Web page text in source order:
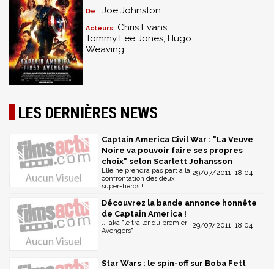
De : Joe Johnston
Acteurs: Chris Evans,
Tommy Lee Jones, Hugo
Weaving...
LES DERNIÈRES NEWS
Captain America Civil War : "La Veuve
Noire va pouvoir faire ses propres
choix" selon Scarlett Johansson
29/07/2011, 18:04
Elle ne prendra pas part à la
confrontation des deux
super-héros !
Découvrez la bande annonce honnête
de Captain America !
29/07/2011, 18:04
... aka "le trailer du premier
Avengers" !
Star Wars : le spin-off sur Boba Fett